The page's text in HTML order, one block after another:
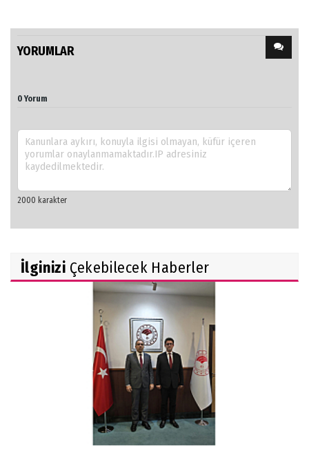
YORUMLAR
0 Yorum
İlginizi Çekebilecek Haberler